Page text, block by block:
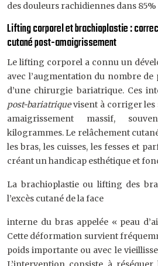
des douleurs rachidiennes dans 85%
Lifting corporel et brachioplastie :
cutané post-amaigrissement
Le lifting corporel a connu un
avec l’augmentation du nombre
d’une chirurgie bariatrique. Ces
post-bariatriquevisent à corriger les
amaigrissement massif,
kilogrammes. Le relâchement
les bras, les cuisses, les fesses et
créant un handicap esthétique et
La brachioplastie ou lifting des
l’excès cutané de la face
interne du bras appelée « peau
Cette déformation survient
poids importante ou avec le